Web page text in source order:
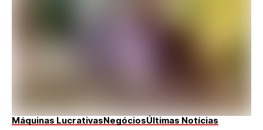
Máquinas LucrativasNegóciosÚltimas Notícias